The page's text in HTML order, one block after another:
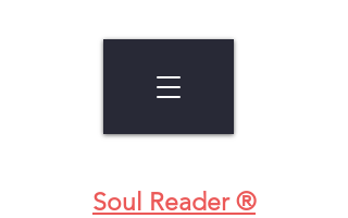
Soul Reader ®